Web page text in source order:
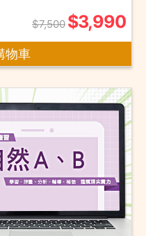
$7,500 $3,990
物車